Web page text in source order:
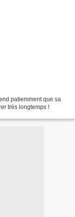
patiemment que sa
très longtemps !